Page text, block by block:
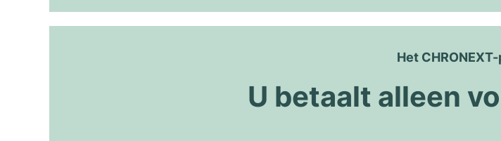
Het
U betaalt alleen